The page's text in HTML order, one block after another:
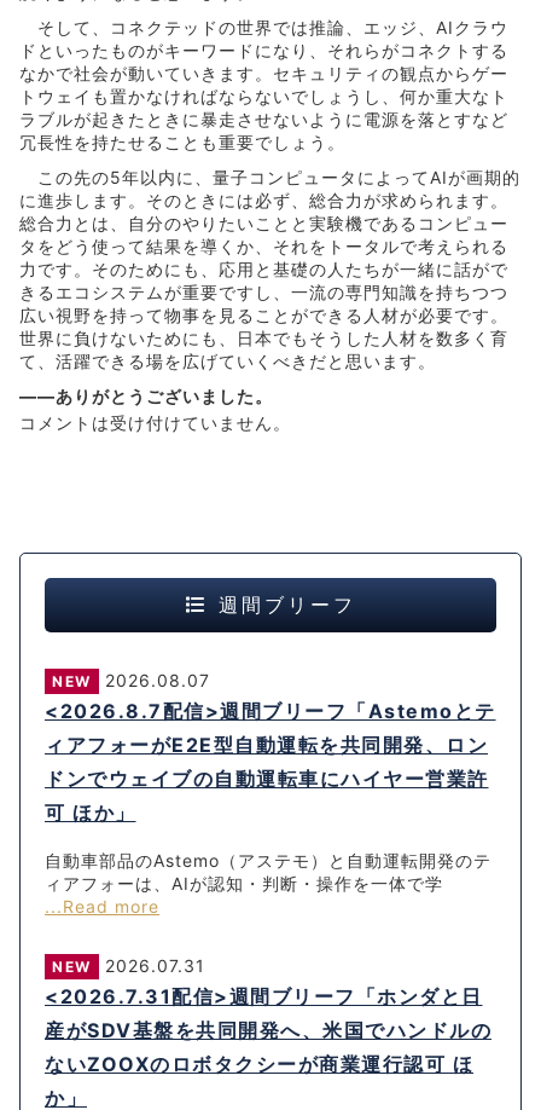
そして、コネクテッドの世界では推論、エッジ、AIクラウ
ドといったものがキーワードになり、それらがコネクトする
なかで社会が動いていきます。セキュリティの観点からゲー
トウェイも置かなければならないでしょうし、何か重大なト
ラブルが起きたときに暴走させないように電源を落とすなど
冗長性を持たせることも重要でしょう。
この先の5年以内に、量子コンピュータによってAIが画期的
に進歩します。そのときには必ず、総合力が求められます。
総合力とは、自分のやりたいことと実験機であるコンピュー
タをどう使って結果を導くか、それをトータルで考えられる
力です。そのためにも、応用と基礎の人たちが一緒に話がで
きるエコシステムが重要ですし、一流の専門知識を持ちつつ
広い視野を持って物事を見ることができる人材が必要です。
世界に負けないためにも、日本でもそうした人材を数多く育
て、活躍できる場を広げていくべきだと思います。
――ありがとうございました。
コメントは受け付けていません。
週間ブリーフ
NEW 2026.08.07
<2026.8.7配信>週間ブリーフ「Astemoとテ
ィアフォーがE2E型自動運転を共同開発、ロン
ドンでウェイブの自動運転車にハイヤー営業許
可 ほか」
自動車部品のAstemo（アステモ）と自動運転開発のテ
ィアフォーは、AIが認知・判断・操作を一体で学
...Read more
NEW 2026.07.31
<2026.7.31配信>週間ブリーフ「ホンダと日
産がSDV基盤を共同開発へ、米国でハンドルの
ないZOOXのロボタクシーが商業運行認可 ほ
か」